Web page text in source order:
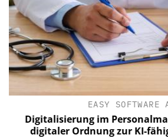
EASY SOFTWARE
Digitalisierung im
digitaler Ordnung zur KI-